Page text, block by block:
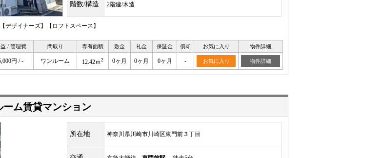
階数/構造 2階建/木造
デザイナーズ】【ロフトスペース】
/ 管理費 間取り 専有面積 敷金 礼金 保証金 償却 お気に入り 物件詳細
円 / - ワンルーム 12.42ｍ2 0ヶ月 0ヶ月 0ヶ月 - お気に入り 物件詳細
ム賃貸マンション
所在地 神奈川県川崎市川崎区東門前３丁目